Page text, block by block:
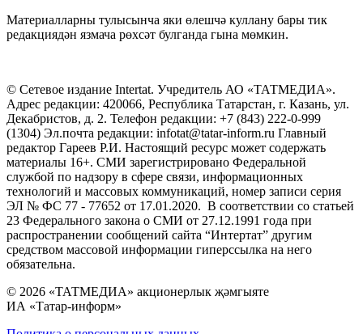
Материалларны тулысынча яки өлешчә куллану бары тик
редакциядән язмача рөхсәт булганда гына мөмкин.
© Сетевое издание Intertat. Учредитель АО «ТАТМЕДИА».
Адрес редакции: 420066, Республика Татарстан, г. Казань, ул.
Декабристов, д. 2. Телефон редакции: +7 (843) 222-0-999
(1304) Эл.почта редакции: infotat@tatar-inform.ru Главный
редактор Гареев Р.И. Настоящий ресурс может содержать
материалы 16+. СМИ зарегистрировано Федеральной
службой по надзору в сфере связи, информационных
технологий и массовых коммуникаций, номер записи серия
ЭЛ № ФС 77 - 77652 от 17.01.2020. В соответствии со статьей
23 Федерального закона о СМИ от 27.12.1991 года при
распространении сообщений сайта “Интертат” другим
средством массовой информации гиперссылка на него
обязательна.
© 2026 «ТАТМЕДИА» акционерлык җәмгыяте
ИА «Татар-информ»